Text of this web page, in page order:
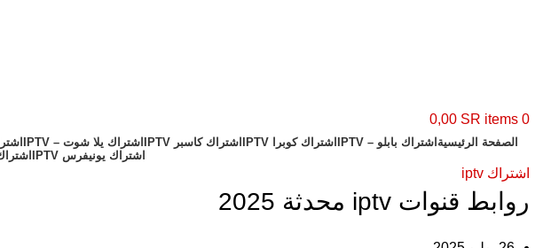
0
items
0,00 SR
الصفحة الرئيسية اشتراك بابلو – IPTV اشتراك كوبرا IPTV اشتراك كاسبر IPTV اشتراك يلا شوت – IPTV
اشتراك يونيفرس IPTV
اشتراك iptv
روابط قنوات iptv محدثة 2025